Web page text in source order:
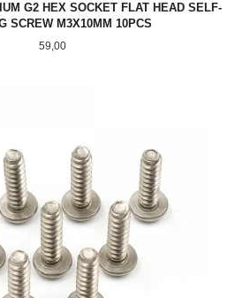
G2 HEX SOCKET FLAT HEAD SELF-
SCREW M3X10MM 10PCS
Pris
59,00